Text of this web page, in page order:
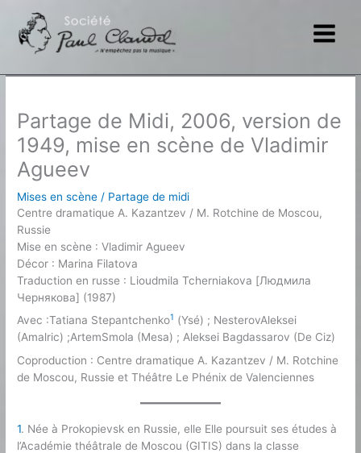
contenu
Partage de Midi, 2006, version de
1949, mise en scène de Vladimir
Agueev
Mises en scène / Partage de midi
Centre dramatique A. Kazantzev / M. Rotchine de Moscou,
Russie
Mise en scène : Vladimir Agueev
Décor : Marina Filatova
Traduction en russe : Lioudmila Tcherniakova [Людмила
Чернякова] (1987)
Avec :Tatiana Stepantchenko1 (Ysé) ; NesterovAleksei
(Amalric) ;ArtemSmola (Mesa) ; Aleksei Bagdassarov (De Ciz)
Coproduction : Centre dramatique A. Kazantzev / M. Rotchine
de Moscou, Russie et Théâtre Le Phénix de Valenciennes
1. Née à Prokopievsk en Russie, elle Elle poursuit ses études à
l’Académie théâtrale de Moscou (GITIS) dans la classe